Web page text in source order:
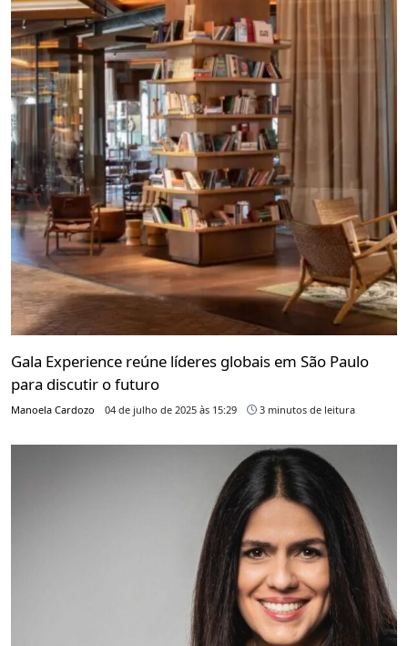
Gala Experience reúne líderes globais em São Paulo
para discutir o futuro
Manoela Cardozo 04 de julho de 2025 às 15:29 3 minutos de leitura